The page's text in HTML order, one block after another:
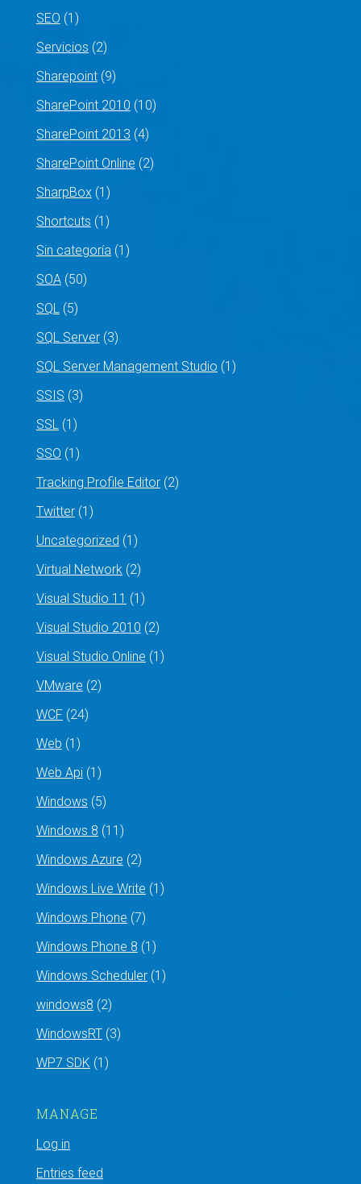
SEO (1)
Servicios (2)
Sharepoint(9)
SharePoint 2010 (10)
SharePoint 2013 (4)
SharePoint Online (2)
SharpBox (1)
Shortcuts (1)
Sin categoría (1)
SOA(50)
SQL (5)
SQL Server(3)
SQL Server Management Studio (1)
SSIS (3)
SSL (1)
SSO (1)
Tracking Profile Editor(2)
Twitter(1)
Uncategorized (1)
Virtual Network (2)
Visual Studio 11 (1)
Visual Studio 2010 (2)
Visual Studio Online (1)
VMware (2)
WCF (24)
Web (1)
Web Api(1)
Windows (5)
Windows 8 (11)
Windows Azure (2)
Windows Live Write (1)
Windows Phone (7)
Windows Phone 8 (1)
Windows Scheduler(1)
windows8 (2)
WindowsRT(3)
WP7 SDK (1)
MANAGE
Log in
Entries feed